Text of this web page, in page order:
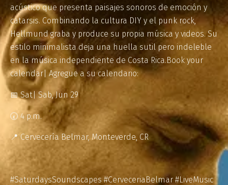
acústico que presenta paisajes sonoros de emoción y
catarsis. Combinando la cultura DIY y el punk rock,
Hellmund graba y produce su propia música y videos. Su
estilo minimalista deja una huella sutil pero indeleble
en la música independiente de Costa Rica.Book your
calendar| Agregue a su calendario:
📅 Sat| Sab, Jun 29
🕢 4 p.m.
📍 Cervecería Belmar, Monteverde, CR
#SaturdaysSoundscapes #CerveceriaBelmar #LiveMusic